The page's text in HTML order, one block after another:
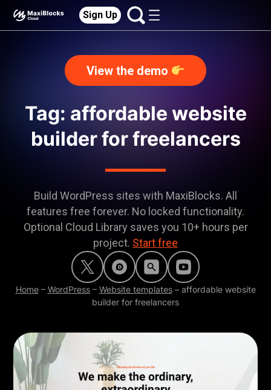
Sign Up
View the demo
Tag: affordable website
builder for freelancers
Build WordPress sites with MaxiBlocks. All
features free forever. No locked functionality.
Optional Cloud Library saves you 10+ hours per
project. Start free
Home– WordPress– Website templates– affordable website
builder for freelancers